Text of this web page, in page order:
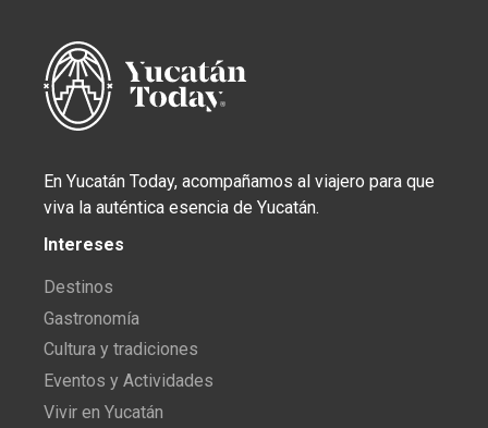
En Yucatán Today, acompañamos al viajero para que
viva la auténtica esencia de Yucatán.
Intereses
Destinos
Gastronomía
Cultura y tradiciones
Eventos y Actividades
Vivir en Yucatán